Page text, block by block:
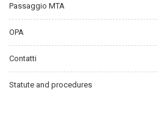
Passaggio MTA
OPA
Contatti
Statute and procedures